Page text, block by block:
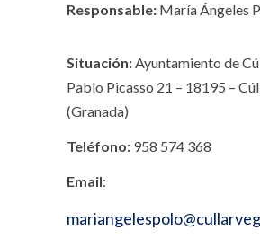
Responsable: María Ángeles
Situación:Ayuntamiento de
Pablo Picasso 21 – 18195 –
(Granada)
Teléfono: 958 574 368
Email: